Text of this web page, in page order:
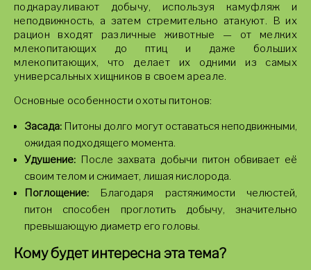
подкарауливают добычу, используя камуфляж и
неподвижность, а затем стремительно атакуют. В их
рацион входят различные животные — от мелких
млекопитающих до птиц и даже больших
млекопитающих, что делает их одними из самых
универсальных хищников в своем ареале.
Основные особенности охоты питонов:
Засада: Питоны долго могут оставаться неподвижными,
ожидая подходящего момента.
Удушение: После захвата добычи питон обвивает её
своим телом и сжимает, лишая кислорода.
Поглощение: Благодаря растяжимости челюстей,
питон способен проглотить добычу, значительно
превышающую диаметр его головы.
Кому будет интересна эта тема?